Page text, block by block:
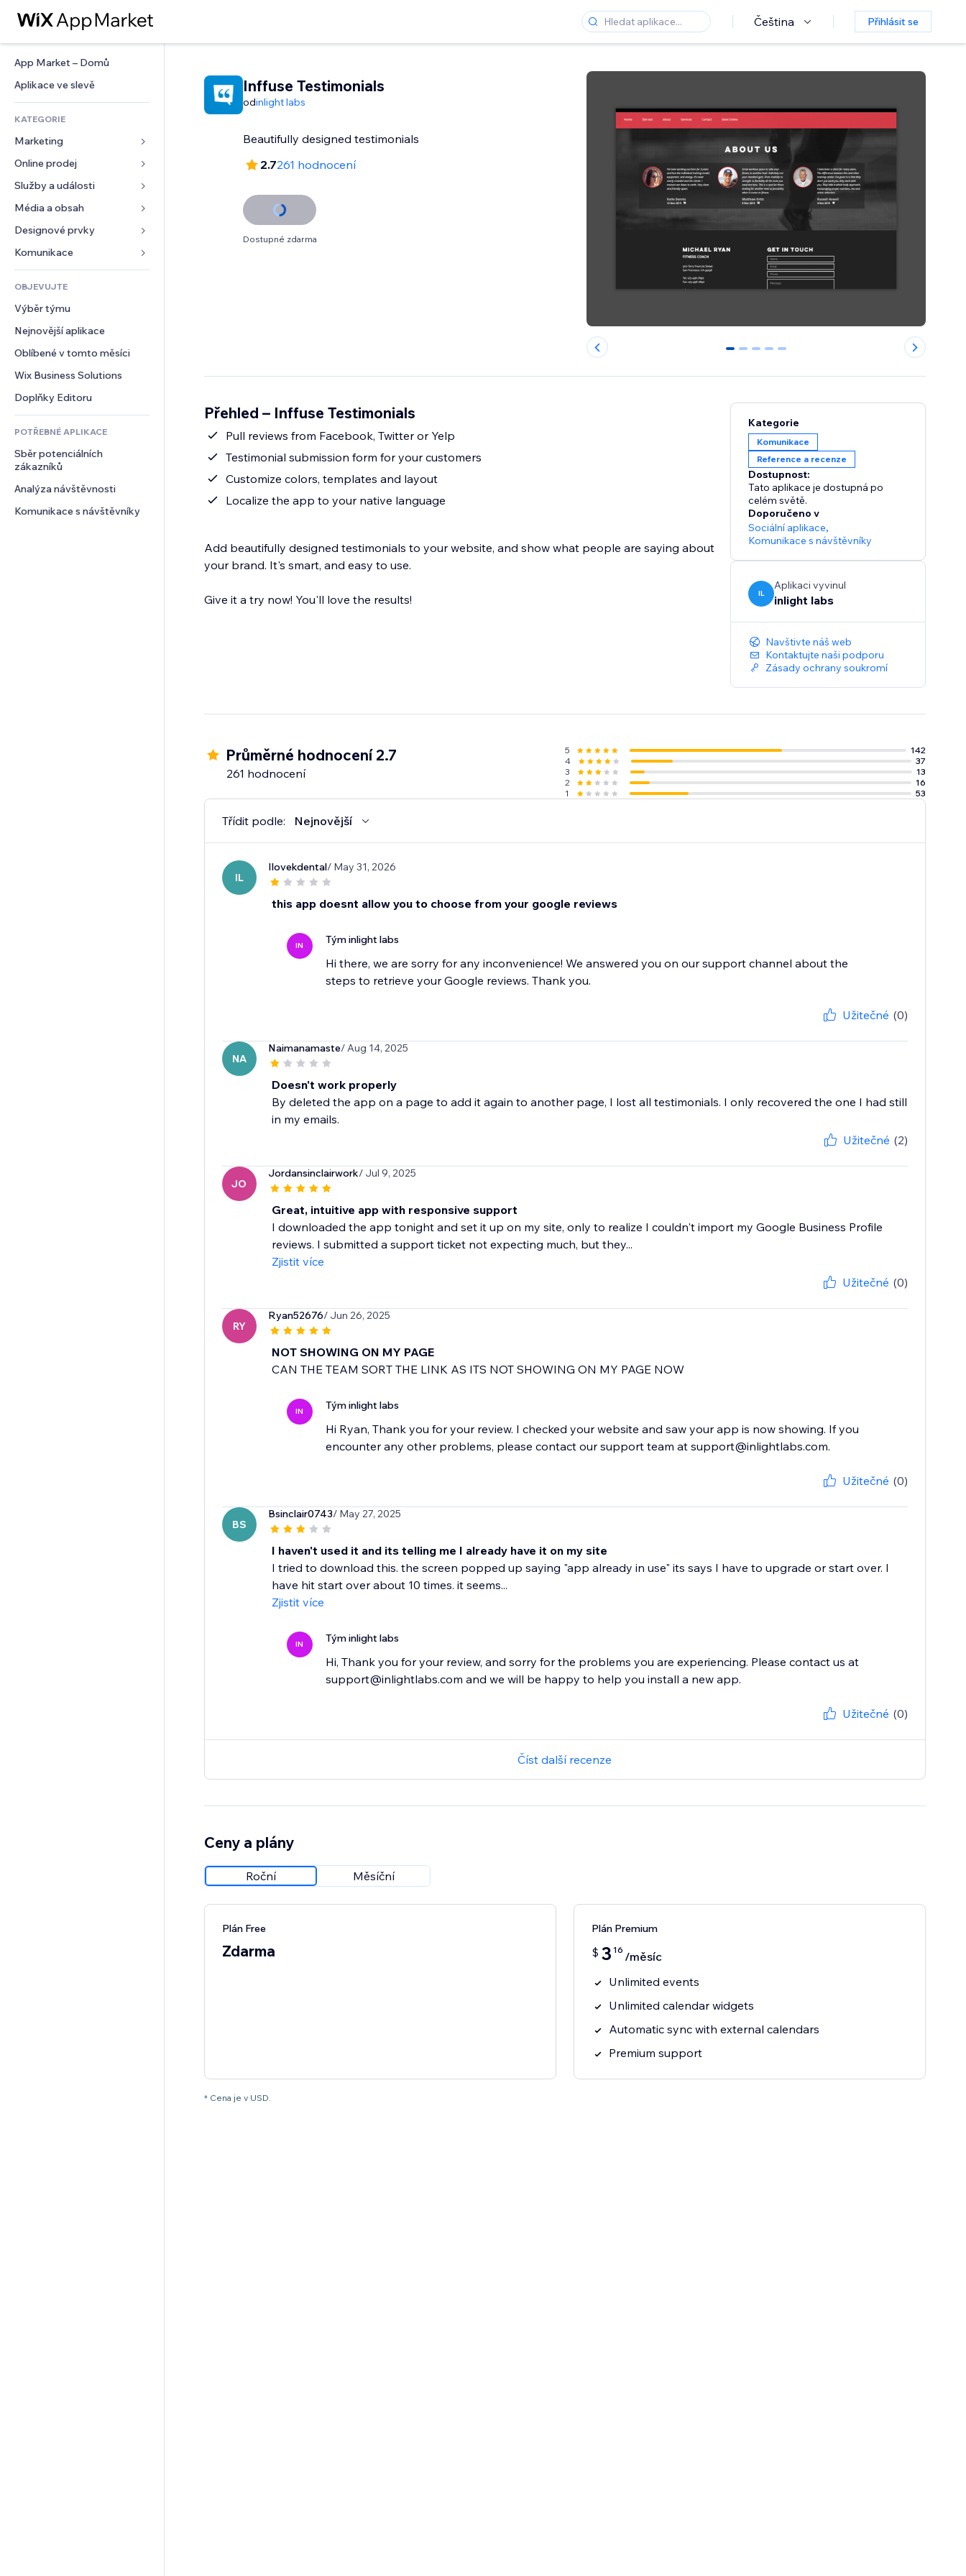
Čeština Přihlásit se
App Market – Domů
Aplikace ve slevě
KATEGORIE
Marketing
Reklamy
Mobilní zařízení
Analytika
Výpisy webu
E‑mail
Online prodej
Aplikace pro obchody
Doprava a doručení
Tlačítka pro prodej
Účetnictví
Kupóny a věrnostní programy
Skladování
Jídlo a nápoje
Služby a události
Ubytování
Události
Restaurace
Nemovitosti
Rezervace
Média a obsah
Galerie
Hudba
Podcasty
Fotografie
Video
PDF
Sdílení souborů
Novinky
Designové prvky
Mapy a navigace
Soukromí a bezpečnost
Hodiny
Šablony stránek
Efekty pro obrázky
Tlačítka a nabídky
Bannery a odznaky
Kalkulačky
Vyhledávání
Počasí
Tabulky a grafy
Formuláře
Ankety
Chat
Komentáře
Telefon
Komunita
Reference a recenze
CRM
OBJEVUJTE
Výběr týmu
Nejnovější aplikace
Oblíbené v tomto měsíci
Wix Business Solutions
Doplňky Editoru
POTŘEBNÉ APLIKACE
Sběr potenciálních
zákazníků
Analýza návštěvnosti
Komunikace s návštěvníky
Inffuse Testimonials
odinlight labs
Beautifully designed testimonials
2.7261 hodnocení
Dostupné zdarma
0 1 2 3 4
Přehled – Inffuse Testimonials
Pull reviews from Facebook, Twitter or Yelp
Testimonial submission form for your customers
Customize colors, templates and layout
Localize the app to your native language
Add beautifully designed testimonials to your website, and show what people are saying about
your brand. It's smart, and easy to use.
Give it a try now! You'll love the results!
Kategorie
Komunikace
Reference a recenze
Dostupnost:
Tato aplikace je dostupná po
celém světě.
Doporučeno v
Sociální aplikace,
Komunikace s návštěvníky
IL
Aplikaci vyvinul
inlight labs
Navštivte náš web
Kontaktujte naši podporu
Zásady ochrany soukromí
Průměrné hodnocení 2.7
261 hodnocení
5
142
4
37
3
13
2
16
1
53
Třídit podle: Nejnovější
IL
Ilovekdental/ May 31, 2026
this app doesnt allow you to choose from your google reviews
IN Tým inlight labs
Hi there, we are sorry for any inconvenience! We answered you on our support channel about the
steps to retrieve your Google reviews. Thank you.
Užitečné (0)
NA
Naimanamaste/ Aug 14, 2025
Doesn't work properly
By deleted the app on a page to add it again to another page, I lost all testimonials. I only recovered the one I had still
in my emails.
Užitečné (2)
JO
Jordansinclairwork/ Jul 9, 2025
Great, intuitive app with responsive support
I downloaded the app tonight and set it up on my site, only to realize I couldn't import my Google Business Profile
reviews. I submitted a support ticket not expecting much, but they...
Zjistit více
Užitečné (0)
RY
Ryan52676/ Jun 26, 2025
NOT SHOWING ON MY PAGE
CAN THE TEAM SORT THE LINK AS ITS NOT SHOWING ON MY PAGE NOW
IN Tým inlight labs
Hi Ryan, Thank you for your review. I checked your website and saw your app is now showing. If you
encounter any other problems, please contact our support team at support@inlightlabs.com.
Užitečné (0)
BS
Bsinclair0743/ May 27, 2025
I haven't used it and its telling me I already have it on my site
I tried to download this. the screen popped up saying "app already in use" its says I have to upgrade or start over. I
have hit start over about 10 times. it seems...
Zjistit více
IN Tým inlight labs
Hi, Thank you for your review, and sorry for the problems you are experiencing. Please contact us at
support@inlightlabs.com and we will be happy to help you install a new app.
Užitečné (0)
Číst další recenze
Ceny a plány
Roční Měsíční
Plán Free
Zdarma
Plán Premium
$ 3 16 /měsíc
Unlimited events
Unlimited calendar widgets
Automatic sync with external calendars
Premium support
* Cena je v USD.